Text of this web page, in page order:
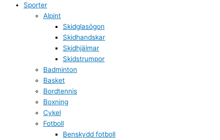
Sporter
Alpint
Skidglasögon
Skidhandskar
Skidhjälmar
Skidstrumpor
Badminton
Basket
Bordtennis
Boxning
Cykel
Fotboll
Benskydd fotboll